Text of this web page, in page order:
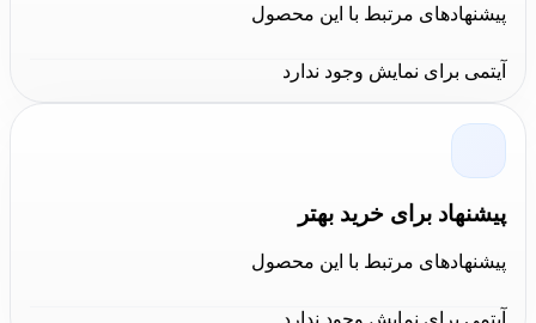
نتیجه‌گیری کالا عمران
طراحی مستحکم و عملکرد دقیق، گزینه‌ای ایده‌آل برای انجام
عملیات صنعتی سبک و متوسط است. این سیلندر با تحمل
پیشنهادهای مرتبط با این محصول
آیتمی برای نمایش وجود ندارد
پیشنهاد برای خرید بهتر
پیشنهادهای مرتبط با این محصول
آیتمی برای نمایش وجود ندارد